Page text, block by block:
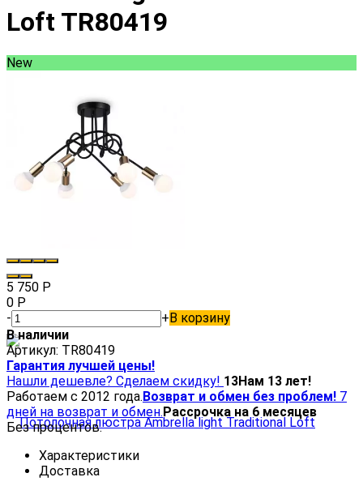
Loft TR80419
New
5 750 Р
0 Р
-
+В корзину
В наличии
Артикул: TR80419
Гарантия лучшей цены!
Нашли дешевле? Сделаем скидку! 13Нам 13 лет!
Работаем с 2012 года.Возврат и обмен без проблем! 7
дней на возврат и обмен.Рассрочка на 6 месяцев
Без процентов.
Характеристики
Доставка